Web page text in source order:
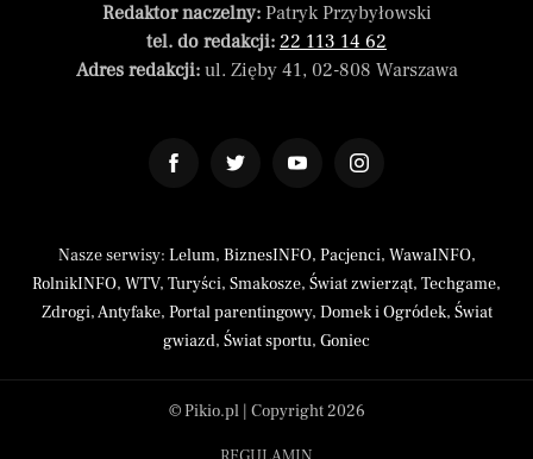
Redaktor naczelny:Patryk Przybyłowski
tel. do redakcji: 22 113 14 62
Adres redakcji:ul. Zięby 41, 02-808 Warszawa
Nasze serwisy: Lelum, BiznesINFO, Pacjenci, WawaINFO,
RolnikINFO, WTV, Turyści, Smakosze, Świat zwierząt, Techgame,
Zdrogi,Antyfake, Portal parentingowy, Domek i Ogródek, Świat
gwiazd, Świat sportu, Goniec
© Pikio.pl | Copyright 2026